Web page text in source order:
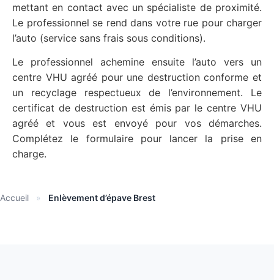
mettant en contact avec un spécialiste de proximité.
Le professionnel se rend dans votre rue pour charger
l’auto (service sans frais sous conditions).
Le professionnel achemine ensuite l’auto vers un
centre VHU agréé pour une destruction conforme et
un recyclage respectueux de l’environnement. Le
certificat de destruction est émis par le centre VHU
agréé et vous est envoyé pour vos démarches.
Complétez le formulaire pour lancer la prise en
charge.
Accueil » Enlèvement d’épave Brest